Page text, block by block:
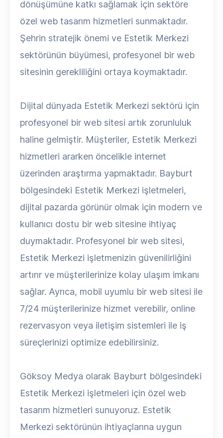
dönüşümüne katkı sağlamak için sektöre
özel web tasarım hizmetleri sunmaktadır.
Şehrin stratejik önemi ve Estetik Merkezi
sektörünün büyümesi, profesyonel bir web
sitesinin gerekliliğini ortaya koymaktadır.
Dijital dünyada Estetik Merkezi sektörü için
profesyonel bir web sitesi artık zorunluluk
haline gelmiştir. Müşteriler, Estetik Merkezi
hizmetleri ararken öncelikle internet
üzerinden araştırma yapmaktadır. Bayburt
bölgesindeki Estetik Merkezi işletmeleri,
dijital pazarda görünür olmak için modern ve
kullanıcı dostu bir web sitesine ihtiyaç
duymaktadır. Profesyonel bir web sitesi,
Estetik Merkezi işletmenizin güvenilirliğini
artırır ve müşterilerinize kolay ulaşım imkanı
sağlar. Ayrıca, mobil uyumlu bir web sitesi ile
7/24 müşterilerinize hizmet verebilir, online
rezervasyon veya iletişim sistemleri ile iş
süreçlerinizi optimize edebilirsiniz.
Göksoy Medya olarak Bayburt bölgesindeki
Estetik Merkezi işletmeleri için özel web
tasarım hizmetleri sunuyoruz. Estetik
Merkezi sektörünün ihtiyaçlarına uygun